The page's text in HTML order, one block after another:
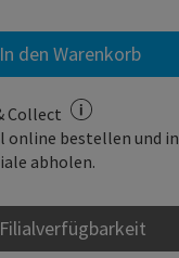
In den Warenkorb
Collect
online bestellen und in
abholen.
Filialverfügbarkeit